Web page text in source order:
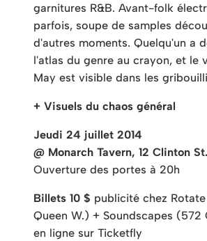
garnitures R&B. Avant-folk
parfois, soupe de samples
d'autres moments. Quelqu'un a
l'atlas du genre au crayon, et le
May est visible dans les
+ Visuels du chaos général
Jeudi 24 juillet 2014
@ Monarch Tavern, 12 Clinton St.
Ouverture des portes à 20h
Billets 10 $ publicité chez Rotate
Queen W.) + Soundscapes (572
en ligne sur Ticketfly